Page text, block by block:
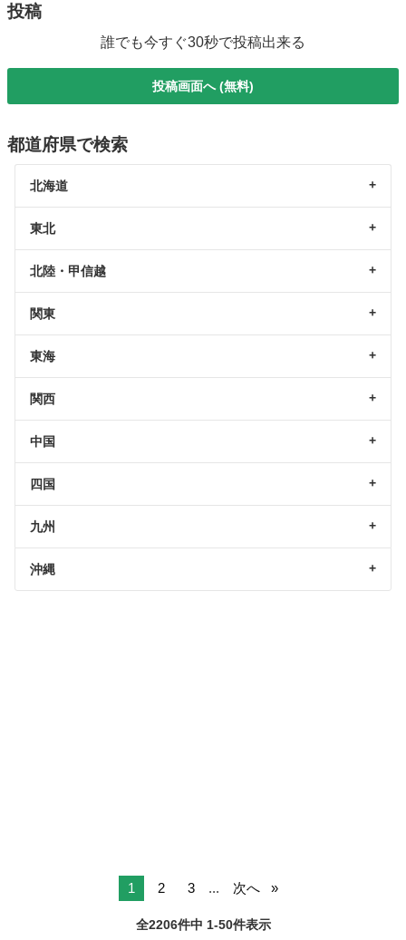
投稿
誰でも今すぐ30秒で投稿出来る
投稿画面へ (無料)
都道府県で検索
北海道
東北
北陸・甲信越
関東
東海
関西
中国
四国
九州
沖縄
1 2 3 ... 次へ
全2206件中 1-50件表示